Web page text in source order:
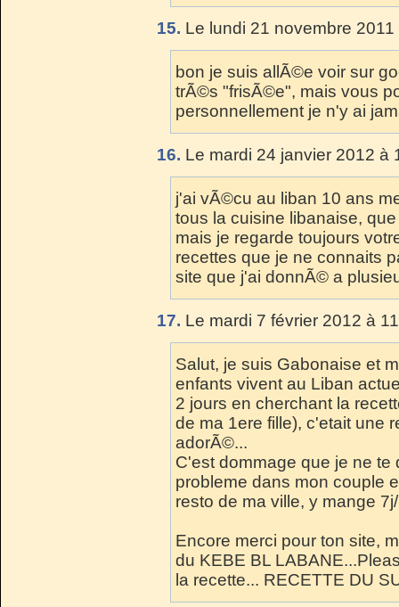
15. Le lundi 21 novembre
bon je suis allÃ©e voir sur
trÃ©s "frisÃ©e", mais vous
personnellement je n'y ai
16. Le mardi 24 janvier 2012 à
j'ai vÃ©cu au liban 10 ans
tous la cuisine libanaise,
mais je regarde toujours
recettes que je ne connaits
site que j'ai donnÃ© a
17. Le mardi 7 février 2012 à
Salut, je suis Gabonaise et
enfants vivent au Liban
2 jours en cherchant la
de ma 1ere fille), c'etait une
adorÃ©...
C'est dommage que je ne
probleme dans mon couple
resto de ma ville, y mange
Encore merci pour ton site,
du KEBE BL
la recette... RECETTE DU